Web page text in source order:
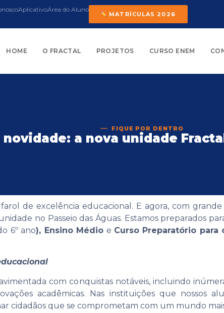
AplicativoÁrea do Aluno
MATRÍCULAS 2026
HOME O FRACTAL PROJETOS CURSO ENEM
FIQUE POR DENTRO
novidade: a nova unidade
de excelência educacional. E agora, com
no Passeio das Águas. Estamos preparados
6º ano), Ensino Médio e Curso Preparatório para
com conquistas notáveis, incluindo
acadêmicas. Nas instituições que nossos
cidadãos que se comprometam com um mundo